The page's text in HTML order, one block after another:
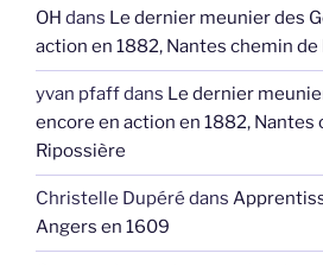
OH dans Le dernier meunier des
action en 1882, Nantes chemin de
yvan pfaffdans Le dernier
encore en action en 1882, Nantes
Ripossière
Christelle Dupéré dans
Angers en 1609